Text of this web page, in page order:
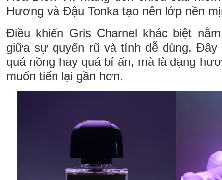
Hương và Đậu Tonka tạo nên lớp nền
Điều khiến Gris Charnel khác biệt
giữa sự quyến rũ và tính dễ dùng. Đây
quá nồng hay quá bí ẩn, mà là dạng
muốn tiến lại gần hơn.